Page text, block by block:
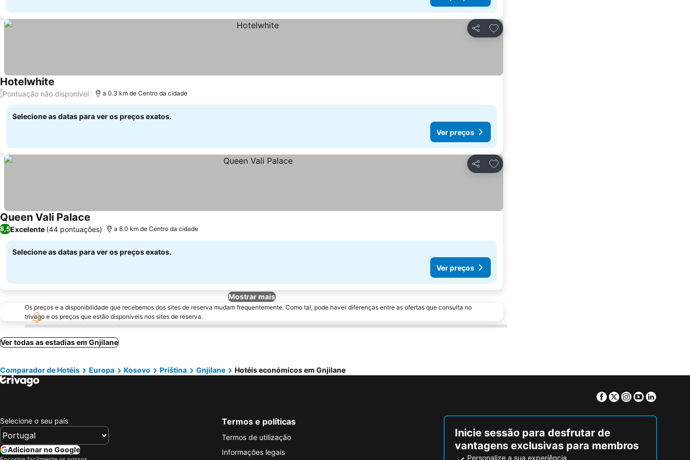
Partilhar
Adicionar aos favoritos
Hotelwhite
/Pontuação não disponível a 0.3 km de Centro da cidade
Selecione as datas para ver os preços exatos.
Ver preços
Partilhar
Adicionar aos favoritos
Queen Vali Palace
8,5Excelente (44 pontuações) a 8.0 km de Centro da cidade
Selecione as datas para ver os preços exatos.
Ver preços
Mostrar mais
Os preços e a disponibilidade que recebemos dos sites de reserva mudam frequentemente. Como tal, pode haver diferenças entre as ofertas que consulta no
trivago e os preços que estão disponíveis nos sites de reserva.
Ver todas as estadias em Gnjilane
Comparador de Hotéis Europa Kosovo Priština Gnjilane Hotéis económicos em Gnjilane
Facebook
TwitterInstagram
Youtube
Selecione o seu país
Adicionar no Google
Termos e políticas
Termos de utilização
Informações legais
Inicie sessão para desfrutar de
vantagens exclusivas para membros
Personalize a sua experiência